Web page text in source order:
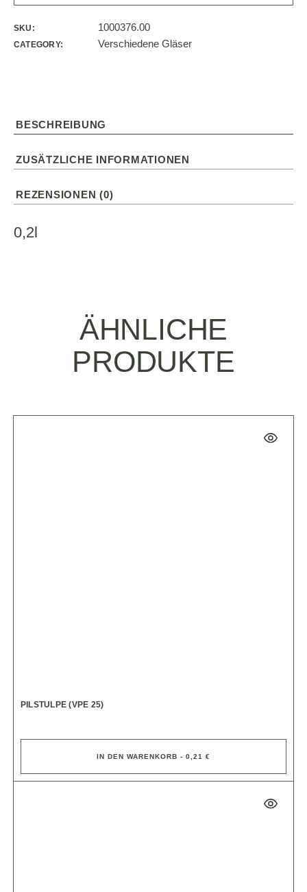
SKU: 1000376.00
CATEGORY: Verschiedene Gläser
BESCHREIBUNG
ZUSÄTZLICHE INFORMATIONEN
REZENSIONEN (0)
0,2l
ÄHNLICHE
PRODUKTE
PILSTULPE (VPE 25)
IN DEN WARENKORB - 0,21 €